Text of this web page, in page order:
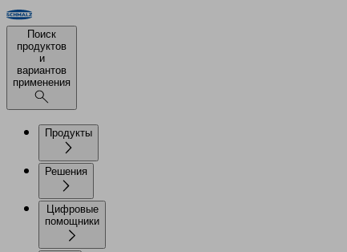
Поиск
продуктов
и
вариантов
применения
Продукты
Решения
Цифровые
помощники